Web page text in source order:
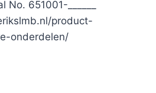
651001-______
product-
onderdelen/